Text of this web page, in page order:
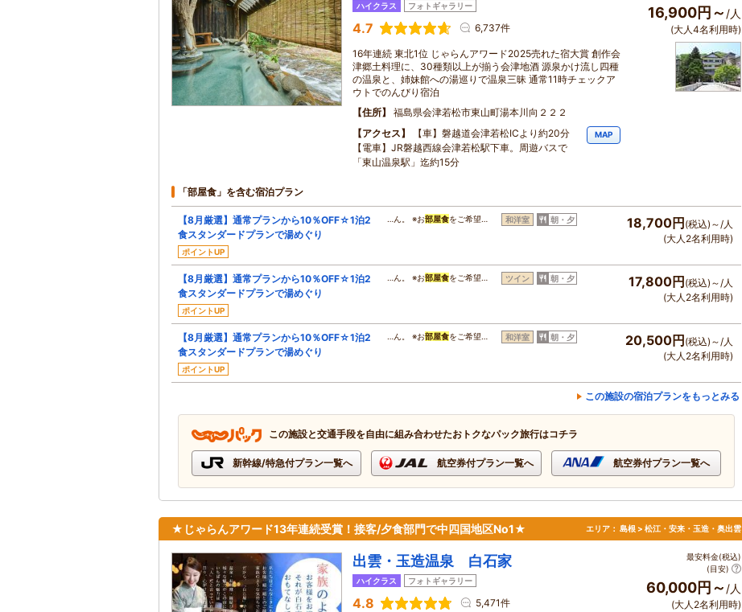
ハイクラス フォトギャラリー
4.7 6,737件
16年連続 東北1位 じゃらんアワード2025売れた宿大賞 創作会
津郷土料理に、30種類以上が揃う会津地酒 源泉かけ流し四種
の温泉と、姉妹館への湯巡りで温泉三昧 通常11時チェックア
ウトでのんびり宿泊
住所
福島県会津若松市東山町湯本川向２２２
アクセス
【車】磐越道会津若松ICより約20分
【電車】JR磐越西線会津若松駅下車。周遊バスで
「東山温泉駅」迄約15分
MAP
16,900円～ /人
(大人4名利用時)
「部屋食」を含む宿泊プラン
【8月厳選】通常プランから10％OFF☆1泊2
食スタンダードプランで湯めぐり
ポイントUP
…ん。 ※お部屋食をご希望… 和洋室 朝・夕 18,700円 (税込)～/人
(大人2名利用時)
【8月厳選】通常プランから10％OFF☆1泊2
食スタンダードプランで湯めぐり
ポイントUP
…ん。 ※お部屋食をご希望… ツイン 朝・夕 17,800円 (税込)～/人
(大人2名利用時)
【8月厳選】通常プランから10％OFF☆1泊2
食スタンダードプランで湯めぐり
ポイントUP
…ん。 ※お部屋食をご希望… 和洋室 朝・夕 20,500円 (税込)～/人
(大人2名利用時)
この施設の宿泊プランをもっとみる
この施設と交通手段を自由に組み合わせたおトクなパック旅行はコチラ
新幹線/特急付プラン一覧へ 航空券付プラン一覧へ 航空券付プラン一覧へ
★じゃらんアワード13年連続受賞！接客/夕食部門で中四国地区No1★ エリア： 島根 > 松江・安来・玉造・奥出雲
出雲・玉造温泉 白石家
ハイクラス フォトギャラリー
4.8 5,471件
最安料金(税込)
(目安)
60,000円～ /人
(大人2名利用時)